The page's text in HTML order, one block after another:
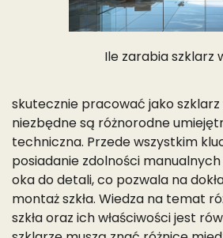
Ile zarabia szklarz
skutecznie pracować jako szklarz
niezbędne są różnorodne
techniczna. Przede wszystkim
posiadanie zdolności
oka do detali, co pozwala na
montaż szkła. Wiedza na temat
szkła oraz ich właściwości jest